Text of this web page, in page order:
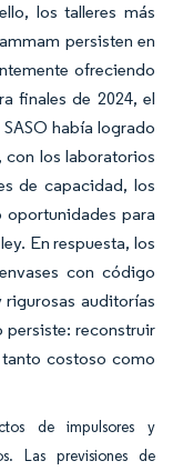
los talleres más
persisten en
ofreciendo
finales de 2024, el
había logrado
los laboratorios
de capacidad, los
oportunidades para
En respuesta, los
con código
auditorías
reconstruir
costoso como
de impulsores y
Las previsiones de